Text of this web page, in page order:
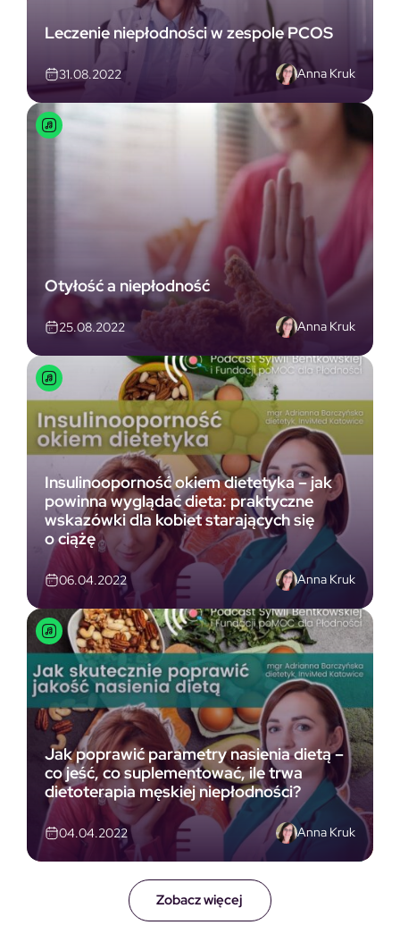
Zobacz więcej
Leczenie niepłodności w zespole PCOS
31.08.2022 Anna Kruk
Otyłość a niepłodność
25.08.2022 Anna Kruk
Insulinooporność okiem dietetyka – jak
powinna wyglądać dieta: praktyczne
wskazówki dla kobiet starających się
o ciążę
06.04.2022 Anna Kruk
Jak poprawić parametry nasienia dietą –
co jeść, co suplementować, ile trwa
dietoterapia męskiej niepłodności?
04.04.2022 Anna Kruk